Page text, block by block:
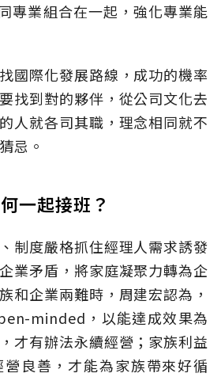
專業組合在一起，強化專業能
國際化發展路線，成功的機率
找到對的夥伴，從公司文化去
人就各司其職，理念相同就不
忌。
一起接班？
制度嚴格抓住經理人需求誘發
業矛盾，將家庭凝聚力轉為企
和企業兩難時，周建宏認為，
minded，以能達成效果為
才有辦法永續經營；家族利益
良善，才能為家族帶來好循